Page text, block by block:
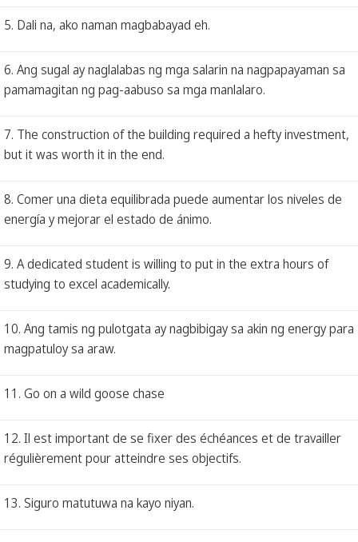
5. Dali na, ako naman magbabayad eh.
6. Ang sugal ay naglalabas ng mga salarin na nagpapayaman sa
pamamagitan ng pag-aabuso sa mga manlalaro.
7. The construction of the building required a hefty investment,
but it was worth it in the end.
8. Comer una dieta equilibrada puede aumentar los niveles de
energía y mejorar el estado de ánimo.
9. A dedicated student is willing to put in the extra hours of
studying to excel academically.
10. Ang tamis ng pulotgata ay nagbibigay sa akin ng energy para
magpatuloy sa araw.
11. Go on a wild goose chase
12. Il est important de se fixer des échéances et de travailler
régulièrement pour atteindre ses objectifs.
13. Siguro matutuwa na kayo niyan.